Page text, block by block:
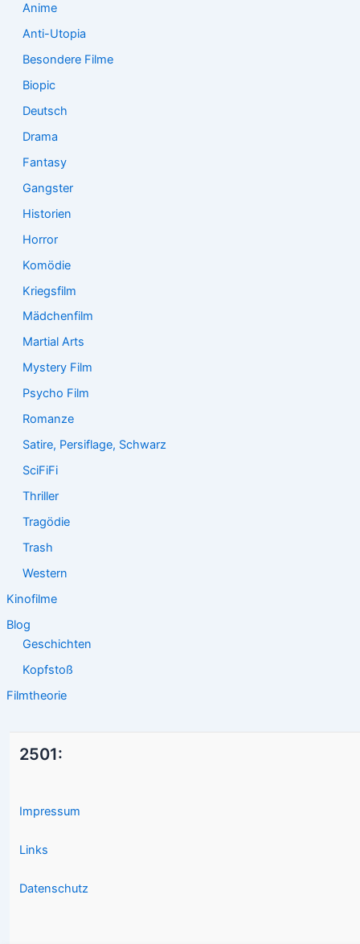
Anime
Anti-Utopia
Besondere Filme
Biopic
Deutsch
Drama
Fantasy
Gangster
Historien
Horror
Komödie
Kriegsfilm
Mädchenfilm
Martial Arts
Mystery Film
Psycho Film
Romanze
Satire, Persiflage, Schwarz
SciFiFi
Thriller
Tragödie
Trash
Western
Kinofilme
Blog
Geschichten
Kopfstoß
Filmtheorie
2501:
Impressum
Links
Datenschutz